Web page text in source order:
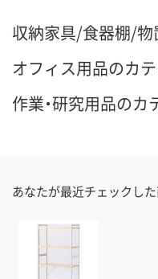
収納家具/食器棚/物
オフィス用品のカ
作業・研究用品のカ
あなたが最近チェックし